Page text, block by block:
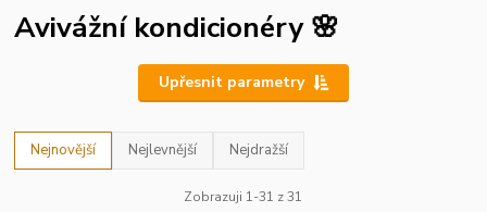
Avivážní kondicionéry 🌸
Upřesnit parametry
Nejnovější Nejlevnější Nejdražší
Zobrazuji 1-31 z 31